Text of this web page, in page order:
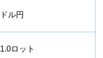
ドル円
1.0ロット